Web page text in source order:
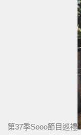
第37季Sooo節目巡禮